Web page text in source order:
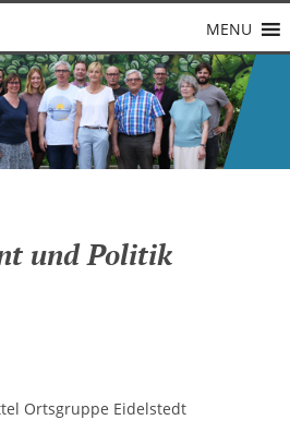
MENU
und Politik
Ortsgruppe Eidelstedt